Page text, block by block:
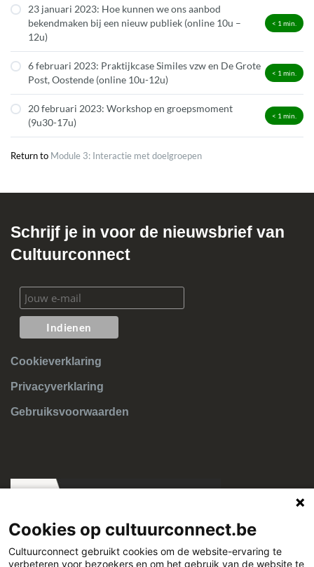
23 januari 2023: Hoe kunnen we ons aanbod
bekendmaken bij een nieuw publiek (online 10u –
12u)
< 1 min.
6 februari 2023: Praktijkcase Similes vzw en De Grote
Post, Oostende (online 10u-12u)
< 1 min.
20 februari 2023: Workshop en groepsmoment
(9u30-17u)
< 1 min.
Return to Module 3: Interactie met doelgroepen
Schrijf je in voor de nieuwsbrief van
Cultuurconnect
Cookieverklaring
Privacyverklaring
Gebruiksvoorwaarden
Cookies op cultuurconnect.be
Cultuurconnect gebruikt cookies om de website-ervaring te
verbeteren voor bezoekers en om het gebruik van de website te